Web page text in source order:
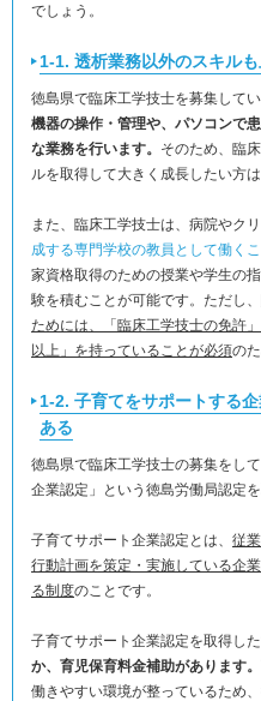
でしょう。
1-1. 透析業務以外のスキル
徳島県で臨床工学技士を募集して
機器の操作・管理や、パソコンで
な業務を行います。 そのため、臨
ルを取得して大きく成長したい方
また、臨床工学技士は、病院やク
成する専門学校の教員として働くこ
家資格取得のための授業や学生の
験を積むことが可能です。ただし、
ためには、「臨床工学技士の免許
以上」を持っていることが必須の
1-2. 子育てをサポートする
ある
徳島県で臨床工学技士の募集をし
企業認定」という徳島労働局認定
子育てサポート企業認定とは、 従
行動計画を策定・実施している企
る制度のことです。
子育てサポート企業認定を取得した
か、育児保育料金補助があります。
働きやすい環境が整っているため